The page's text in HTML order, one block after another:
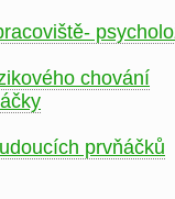
chování
prvňáčků